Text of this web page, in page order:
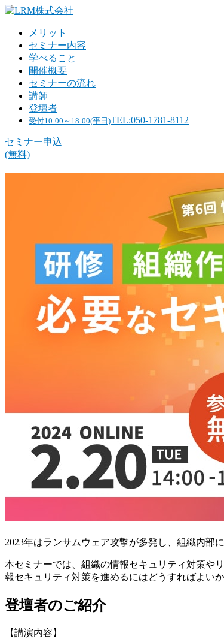
メリット
セミナー内容
学べること
開催概要
セミナーの流れ
講師
登壇者
受付10:00～18:00(平日)TEL:050-1781-8112
セミナー申込
(無料)
2023年はランサムウェア攻撃が多発し、組織内部
本セミナーでは、組織の情報セキュリティ対策や
報セキュリティ対策を進めるにはどうすればよい
登壇者のご紹介
【講演内容】